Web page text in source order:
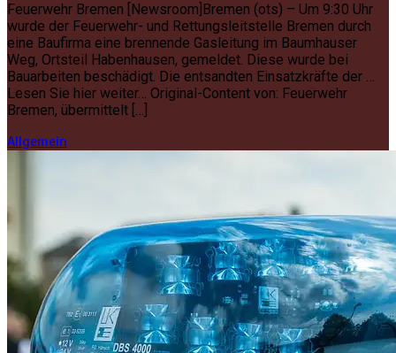
Feuerwehr Bremen [Newsroom]Bremen (ots) – Um 9:30 Uhr
wurde der Feuerwehr- und Rettungsleitstelle Bremen durch
eine Baufirma eine brennende Gasleitung im Baumhauser
Weg, Ortsteil Habenhausen, gemeldet. Diese wurde bei
Bauarbeiten beschädigt. Die entsandten Einsatzkräfte der …
Lesen Sie hier weiter… Original-Content von: Feuerwehr
Bremen, übermittelt […]
Allgemein